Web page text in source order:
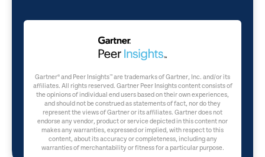
Gartner® and Peer Insights™ are trademarks of Gartner, Inc. and/or its
affiliates. All rights reserved. Gartner Peer Insights content consists of
the opinions of individual end users based on their own experiences,
and should not be construed as statements of fact, nor do they
represent the views of Gartner or its affiliates. Gartner does not
endorse any vendor, product or service depicted in this content nor
makes any warranties, expressed or implied, with respect to this
content, about its accuracy or completeness, including any
warranties of merchantability or fitness for a particular purpose.